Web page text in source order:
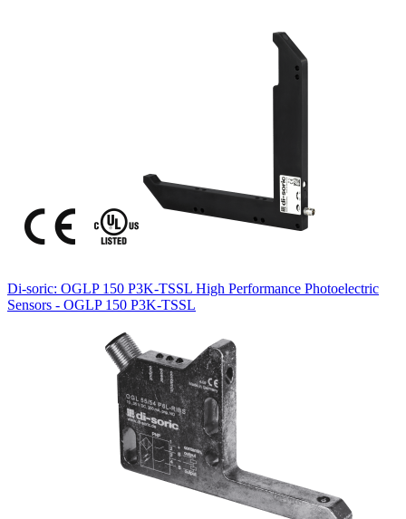
Di-soric: OGLP 150 P3K-TSSL High Performance Photoelectric
Sensors - OGLP 150 P3K-TSSL